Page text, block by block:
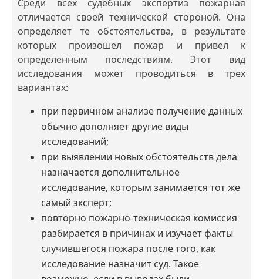
Среди всех судебных экспертиз пожарная
отличается своей технической стороной. Она
определяет те обстоятельства, в результате
которых произошел пожар и привел к
определенным последствиям. Этот вид
исследования может проводиться в трех
вариантах:
при первичном анализе получение данных
обычно дополняет другие виды
исследований;
при выявлении новых обстоятельств дела
назначается дополнительное
исследование, которым занимается тот же
самый эксперт;
повторно пожарно-техническая комиссия
разбирается в причинах и изучает факты
случившегося пожара после того, как
исследование назначит суд. Такое